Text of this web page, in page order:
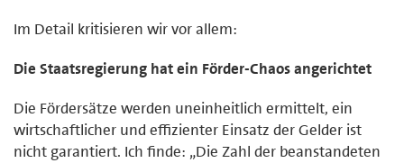
Im Detail kritisieren wir vor allem:
Die Staatsregierung hat ein Förder-Chaos angerichtet
Die Fördersätze werden uneinheitlich ermittelt, ein
wirtschaftlicher und effizienter Einsatz der Gelder ist
nicht garantiert. Ich finde: „Die Zahl der beanstandeten